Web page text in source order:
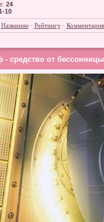
: 24
10
Названию· Рейтингу·
- средство от бессонницы